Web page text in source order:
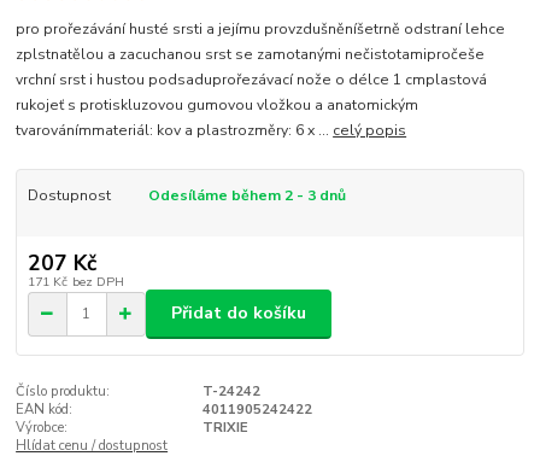
pro prořezávání husté srsti a jejímu provzdušněníšetrně odstraní lehce
zplstnatělou a zacuchanou srst se zamotanými nečistotamipročeše
vrchní srst i hustou podsaduprořezávací nože o délce 1 cmplastová
rukojeť s protiskluzovou gumovou vložkou a anatomickým
tvarovánímmateriál: kov a plastrozměry: 6 x ... celý popis
Dostupnost Odesíláme během 2 - 3 dnů
207 Kč
171 Kč bez DPH
Přidat do košíku
Číslo produktu:
T-24242
EAN kód:
4011905242422
Výrobce:
TRIXIE
Hlídat cenu / dostupnost